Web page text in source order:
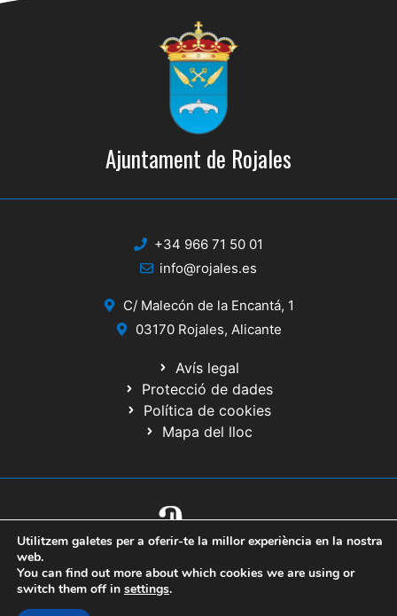
Ajuntament de Rojales
+34 966 71 50 01
info@rojales.es
C/ Malecón de la Encantá, 1
03170 Rojales, Alicante
Avís legal
Protecció de dades
Política de cookies
Mapa del lloc
© 2020 Web desenrotllada pel Servici d'Informàtica de Diputació
d'Alacant
Utilitzem galetes per a oferir-te la millor experiència en la nostra
web.
You can find out more about which cookies we are using or
switch them off in settings.